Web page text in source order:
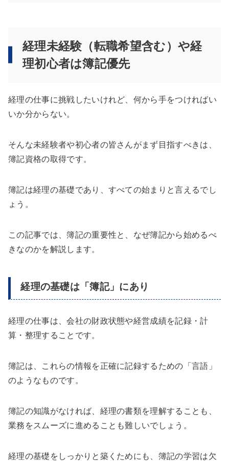
経理未経験（転職希望含む）や経
理初心者は簿記優先
経理の仕事に挑戦したいけれど、何から手をつければい
いか分からない。
そんな未経験者や初心者の皆さんがまず目指すべきは、
簿記資格の取得です。
簿記は経理の基礎であり、すべての始まりと言えるでし
ょう。
この記事では、簿記の重要性と、なぜ簿記から始めるべ
きなのかを解説します。
経理の基礎は「簿記」にあり
経理の仕事は、会社の財政状態や経営成績を記録・計
算・整理することです。
簿記は、これらの情報を正確に記録するための「言語」
のようなものです。
簿記の知識がなければ、経理の書類を理解することも、
業務をスムーズに進めることも難しいでしょう。
経理の基礎をしっかりと築くためにも、簿記の学習は欠